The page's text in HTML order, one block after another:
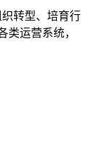
转型、培育行
运营系统，